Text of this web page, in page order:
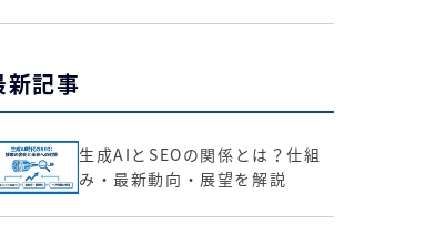
新記事
生成AIとSEOの関係とは？仕組
み・最新動向・展望を解説